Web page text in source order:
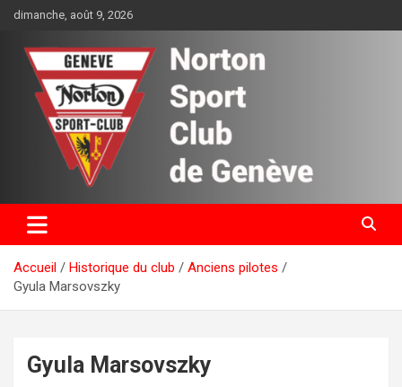
Aller
contenu
dimanche, août 9, 2026
Norton Sport Club de Genève
Accueil Historique du club
Anciens pilotes
Gyula Marsovszky
Gyula Marsovszky